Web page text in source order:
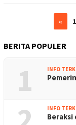
« 1
BERITA POPULER
1 INFO
INFO
Beraksi